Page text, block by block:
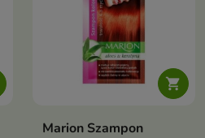

Marion Szampon